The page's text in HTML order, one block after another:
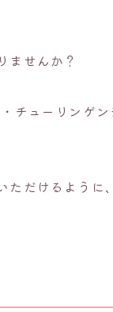
ませんか？
チューリンゲ
だけるように